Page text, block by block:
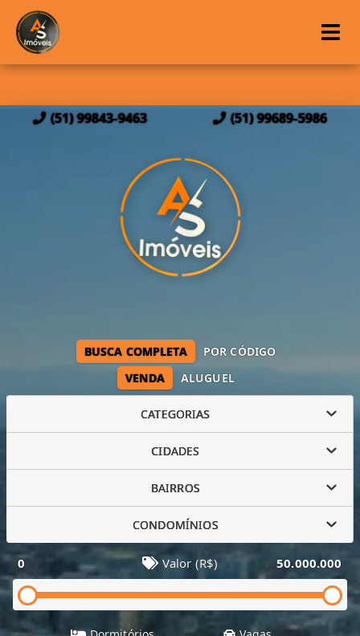
(51) 99843-9463 (51) 99689-5986
VENDA ALUGUEL
BUSCA COMPLETA POR CÓDIGO
CATEGORIAS
CIDADES
BAIRROS
CONDOMÍNIOS
0 Valor (R$) 50.000.000